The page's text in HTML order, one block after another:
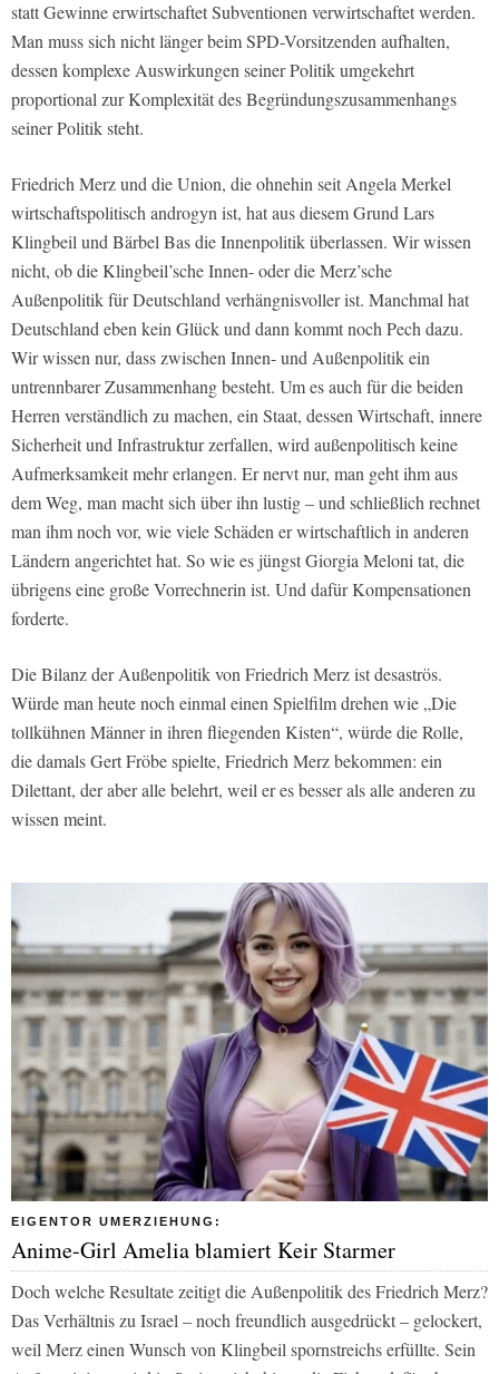
statt Gewinne erwirtschaftet Subventionen verwirtschaftet werden.
Man muss sich nicht länger beim SPD-Vorsitzenden aufhalten,
dessen komplexe Auswirkungen seiner Politik umgekehrt
proportional zur Komplexität des Begründungszusammenhangs
seiner Politik steht.
Friedrich Merz und die Union, die ohnehin seit Angela Merkel
wirtschaftspolitisch androgyn ist, hat aus diesem Grund Lars
Klingbeil und Bärbel Bas die Innenpolitik überlassen. Wir wissen
nicht, ob die Klingbeil’sche Innen- oder die Merz’sche
Außenpolitik für Deutschland verhängnisvoller ist. Manchmal hat
Deutschland eben kein Glück und dann kommt noch Pech dazu.
Wir wissen nur, dass zwischen Innen- und Außenpolitik ein
untrennbarer Zusammenhang besteht. Um es auch für die beiden
Herren verständlich zu machen, ein Staat, dessen Wirtschaft, innere
Sicherheit und Infrastruktur zerfallen, wird außenpolitisch keine
Aufmerksamkeit mehr erlangen. Er nervt nur, man geht ihm aus
dem Weg, man macht sich über ihn lustig – und schließlich rechnet
man ihm noch vor, wie viele Schäden er wirtschaftlich in anderen
Ländern angerichtet hat. So wie es jüngst Giorgia Meloni tat, die
übrigens eine große Vorrechnerin ist. Und dafür Kompensationen
forderte.
Die Bilanz der Außenpolitik von Friedrich Merz ist desaströs.
Würde man heute noch einmal einen Spielfilm drehen wie „Die
tollkühnen Männer in ihren fliegenden Kisten“, würde die Rolle,
die damals Gert Fröbe spielte, Friedrich Merz bekommen: ein
Dilettant, der aber alle belehrt, weil er es besser als alle anderen zu
wissen meint.
EIGENTOR UMERZIEHUNG:
Anime-Girl Amelia blamiert Keir Starmer
Doch welche Resultate zeitigt die Außenpolitik des Friedrich Merz?
Das Verhältnis zu Israel – noch freundlich ausgedrückt – gelockert,
weil Merz einen Wunsch von Klingbeil spornstreichs erfüllte. Sein